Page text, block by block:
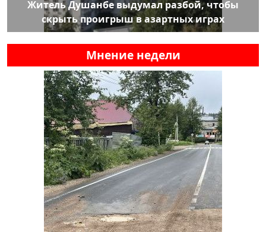
Житель Душанбе выдумал разбой, чтобы
скрыть проигрыш в азартных играх
Мнение недели